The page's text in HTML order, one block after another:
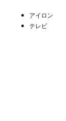
アイロン
テレビ